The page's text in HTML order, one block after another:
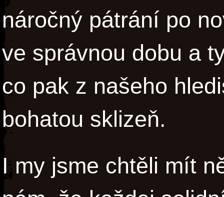
náročný pátrání po
ve správnou dobu a
co pak z našeho
bohatou sklizeň.
I my jsme chtěli mít